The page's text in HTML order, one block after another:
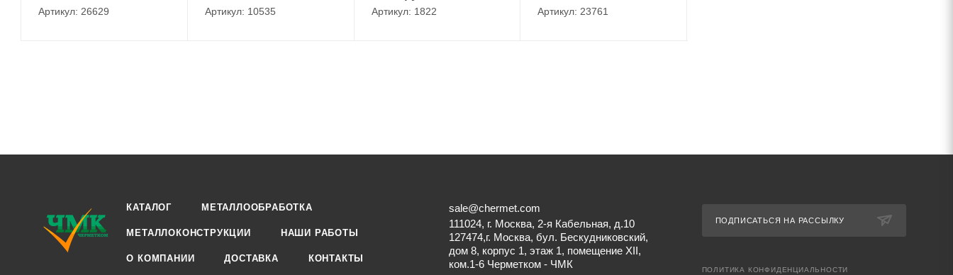
Артикул: 26629 Артикул: 10535 Артикул: 1822 Артикул: 23761
КАТАЛОГ МЕТАЛЛООБРАБОТКА
МЕТАЛЛОКОНСТРУКЦИИ НАШИ РАБОТЫ
О КОМПАНИИ ДОСТАВКА КОНТАКТЫ
sale@chermet.com
111024, г. Москва, 2-я Кабельная, д.10
127474,г. Москва, бул. Бескудниковский,
дом 8, корпус 1, этаж 1, помещение XII,
ком.1-6 Черметком - ЧМК
ПОДПИСАТЬСЯ НА РАССЫЛКУ
ПОЛИТИКА КОНФИДЕНЦИАЛЬНОСТИ